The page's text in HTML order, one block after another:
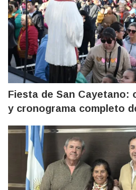
Fiesta de San Cayetano:
y cronograma completo